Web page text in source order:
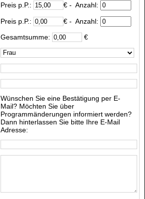
Preis p.P.: € - Anzahl:
Preis p.P.: € - Anzahl:
Gesamtsumme:
€
Wünschen Sie eine Bestätigung per E-
Mail? Möchten Sie über
Programmänderungen informiert werden?
Dann hinterlassen Sie bitte Ihre E-Mail
Adresse: